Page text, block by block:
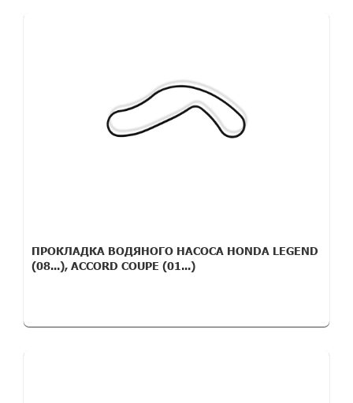
ПРОКЛАДКА ВОДЯНОГО НАСОСА HONDA LEGEND
(08...), ACCORD COUPE (01...)